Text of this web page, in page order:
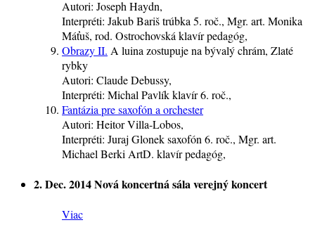
Autori: Joseph Haydn,
Interpréti: Jakub Barištrúbka 5. roč., Mgr. art. Monika
Máťuš, rod. Ostrochovská klavírpedagóg,
Obrazy II. A luina zostupuje na bývalý chrám, Zlaté
rybky
Autori: Claude Debussy,
Interpréti: Michal Pavlíkklavír6. roč.,
Fantázia pre saxofón a orchester
Autori: Heitor Villa-Lobos,
Interpréti: Juraj Gloneksaxofón 6. roč., Mgr. art.
Michael Berki ArtD. klavírpedagóg,
2. Dec. 2014Nová koncertná sálaverejný koncert
Viac